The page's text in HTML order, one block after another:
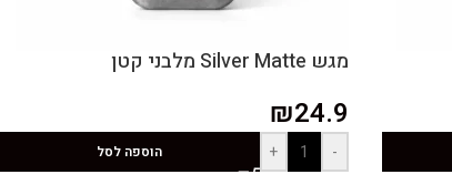
מגש Silver Matte מלבני קטן
₪24.9
-
+ הוספה לסל